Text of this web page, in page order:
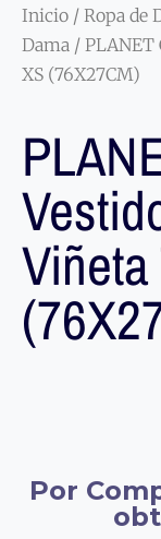
Inicio / Ropa de
Dama / PLANET
XS (76X27CM)
Por